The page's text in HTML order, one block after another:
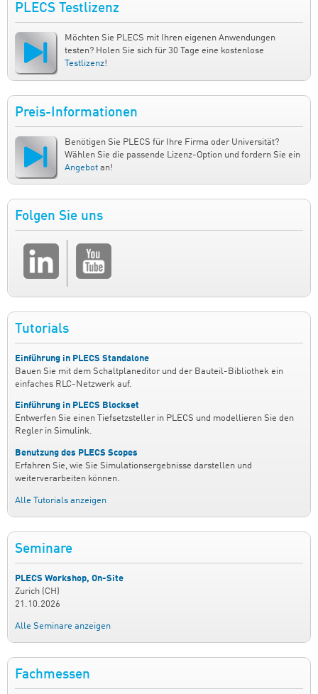
PLECS Testlizenz
Möchten Sie PLECS mit Ihren eigenen Anwendungen
testen? Holen Sie sich für 30 Tage eine kostenlose
Testlizenz!
Preis-Informationen
Benötigen Sie PLECS für Ihre Firma oder Universität?
Wählen Sie die passende Lizenz-Option und fordern Sie ein
Angebot an!
Folgen Sie uns
Tutorials
Einführung in PLECS Standalone
Bauen Sie mit dem Schaltplaneditor und der Bauteil-Bibliothek ein
einfaches RLC-Netzwerk auf.
Einführung in PLECS Blockset
Entwerfen Sie einen Tiefsetzsteller in PLECS und modellieren Sie den
Regler in Simulink.
Benutzung des PLECS Scopes
Erfahren Sie, wie Sie Simulationsergebnisse darstellen und
weiterverarbeiten können.
Alle Tutorials anzeigen
Seminare
PLECS Workshop, On-Site
Zurich (CH)
21.10.2026
Alle Seminare anzeigen
Fachmessen